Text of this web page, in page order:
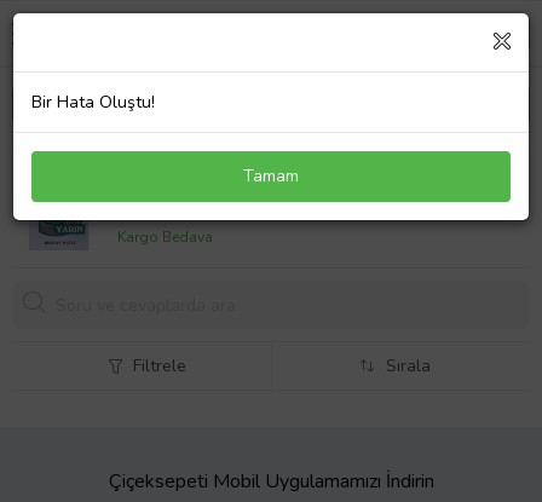
507,00 TL
Kargo Bedava
Filtrele Sırala
Çiçeksepeti Mobil Uygulamamızı İndirin
Bir Hata Oluştu!
Tamam